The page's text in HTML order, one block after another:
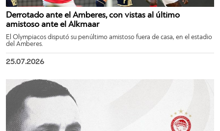
Derrotado ante el Amberes, con vistas al último
amistoso ante el Alkmaar
El Olympiacos disputó su penúltimo amistoso fuera de casa, en el estadio
del Amberes.
25.07.2026